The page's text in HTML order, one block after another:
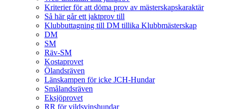
Kriterier för att döma prov av mästerskapskaraktär
Så här går ett jaktprov till
Klubbuttagning till DM tillika Klubbmästerskap
DM
SM
Räv-SM
Kostaprovet
Ölandsräven
Länskampen för icke JCH-Hundar
Smålandsräven
Eksjöprovet
RR för vildsvinshundar